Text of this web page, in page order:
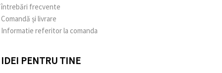
întrebări frecvente
Comandă și livrare
Informatie referitor la comanda
IDEI PENTRU TINE